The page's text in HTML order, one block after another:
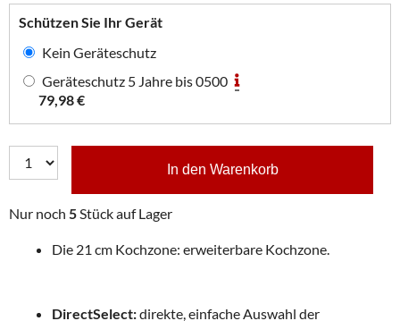
Schützen Sie Ihr Gerät
Kein Geräteschutz
Geräteschutz 5 Jahre bis 0500
79,98 €
In den Warenkorb
Nur noch 5 Stück auf Lager
Die 21 cm Kochzone: erweiterbare Kochzone.
DirectSelect:direkte, einfache Auswahl der